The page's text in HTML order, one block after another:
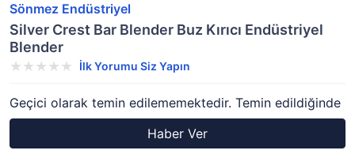
Sönmez Endüstriyel
Silver Crest Bar Blender Buz Kırıcı Endüstriyel
Blender
İlk Yorumu Siz Yapın
Geçici olarak temin edilememektedir. Temin edildiğinde
Haber Ver